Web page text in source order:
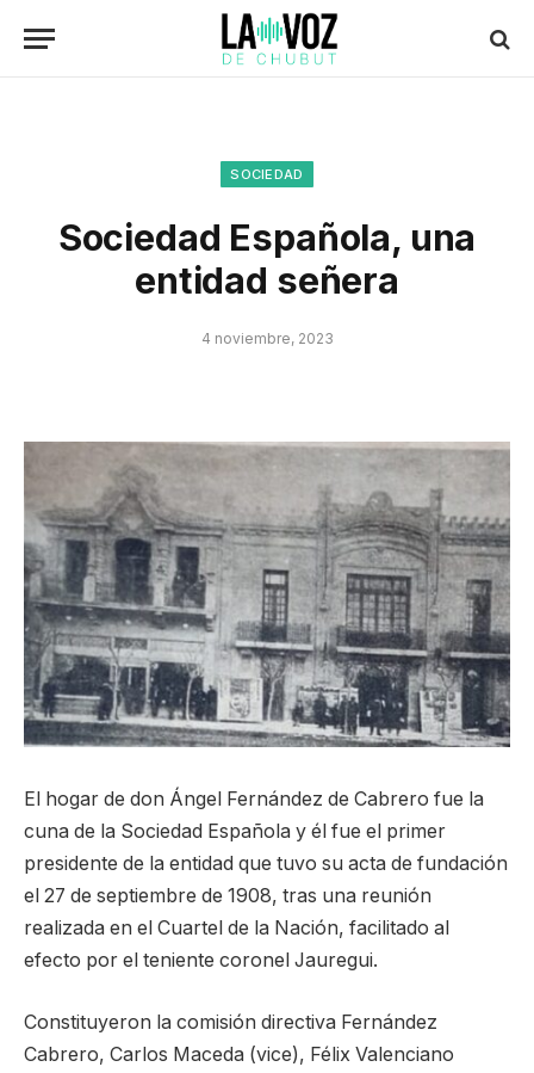
SOCIEDAD
Sociedad Española, una
entidad señera
4 noviembre, 2023
El hogar de don Ángel Fernández de Cabrero fue la
cuna de la Sociedad Española y él fue el primer
presidente de la entidad que tuvo su acta de fundación
el 27 de septiembre de 1908, tras una reunión
realizada en el Cuartel de la Nación, facilitado al
efecto por el teniente coronel Jauregui.
Constituyeron la comisión directiva Fernández
Cabrero, Carlos Maceda (vice), Félix Valenciano